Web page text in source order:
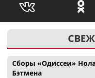
Сборы «Одиссеи»
Бэтмена